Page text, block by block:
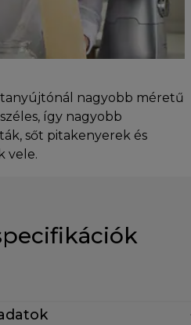
nagyobb méretű
így nagyobb
sőt pitakenyerek és
vele.